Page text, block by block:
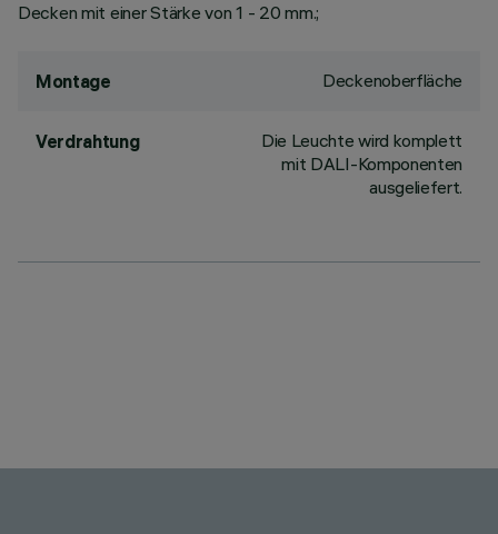
Decken mit einer Stärke von 1 - 20 mm.;
Montage Deckenoberfläche
Verdrahtung
Die Leuchte wird komplett
mit DALI-Komponenten
ausgeliefert.